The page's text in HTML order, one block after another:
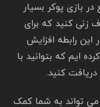
بازی پوکر بسیار
زنی کنید که برای
رابطه افزایش
ایم که بتوانید با
دریافت کنید.
می تواند به شما کمک